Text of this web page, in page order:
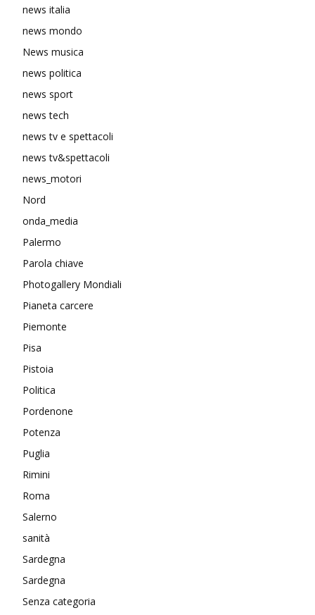
news italia
news mondo
News musica
news politica
news sport
news tech
news tv e spettacoli
news tv&spettacoli
news_motori
Nord
onda_media
Palermo
Parola chiave
Photogallery Mondiali
Pianeta carcere
Piemonte
Pisa
Pistoia
Politica
Pordenone
Potenza
Puglia
Rimini
Roma
Salerno
sanità
Sardegna
Sardegna
Senza categoria